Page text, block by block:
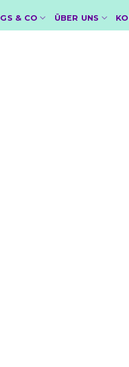
& CO ÜBER UNS